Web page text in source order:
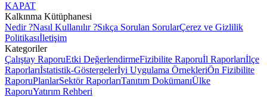
KAPAT
Kalkınma Kütüphanesi
Nedir ?Nasıl Kullanılır ?Sıkça Sorulan SorularÇerez ve Gizlilik
Politikasıİletişim
Kategoriler
Çalıştay RaporuEtki DeğerlendirmeFizibilite Raporuİl Raporlarıİlçe
Raporlarıİstatistik-Göstergelerİyi Uygulama ÖrnekleriÖn Fizibilite
RaporuPlanlarSektör RaporlarıTanıtım DokümanıÜlke
RaporuYatırım Rehberi